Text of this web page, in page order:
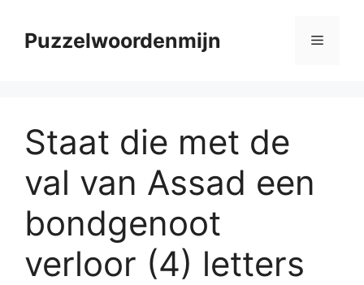
contentPuzzelwoordenmijn Menu
Staat die met de
val van Assad een
bondgenoot
verloor (4) letters